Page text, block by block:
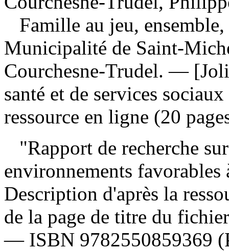
Famille au jeu,
Municipalité de Saint-
Courchesne-Trudel. —
santé et de services
ressource en ligne (20
"Rapport de recherche
environnements
Description d'après la
de la page de titre du
— ISBN 9782550859369